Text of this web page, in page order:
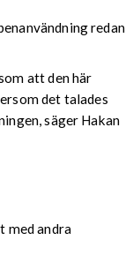
redan
att den här
det talades
säger Hakan
med andra